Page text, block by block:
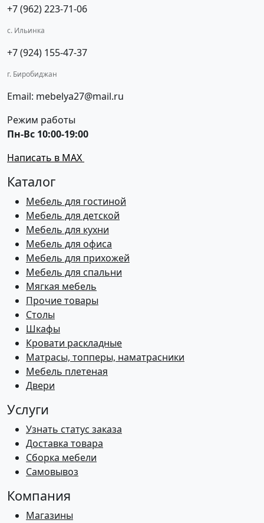
+7 (962) 223-71-06
с. Ильинка
+7 (924) 155-47-37
г. Биробиджан
Email: mebelya27@mail.ru
Режим работы
Пн-Вс 10:00-19:00
Написать в MAX
Каталог
Мебель для гостиной
Мебель для детской
Мебель для кухни
Мебель для офиса
Мебель для прихожей
Мебель для спальни
Мягкая мебель
Прочие товары
Столы
Шкафы
Кровати раскладные
Матрасы, топперы, наматрасники
Мебель плетеная
Двери
Услуги
Узнать статус заказа
Доставка товара
Сборка мебели
Самовывоз
Компания
Магазины